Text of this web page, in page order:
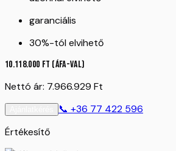
garanciális
30%-tól elvihető
10.118.000 Ft (ÁFA-val)
Nettó ár: 7.966.929 Ft
📞 +36 77 422 596
Értékesítő